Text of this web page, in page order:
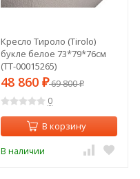
Кресло Тироло (Tirolo)
букле белое 73*79*76см
(TT-00015265)
48 860 ₽69 800₽
0
В корзину
В наличии